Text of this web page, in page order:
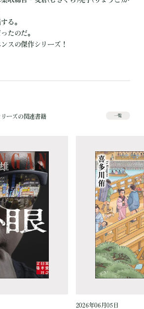
る。
たのだ。
スの傑作シリーズ！
リーズの関連書籍 一覧
2026年06月05日